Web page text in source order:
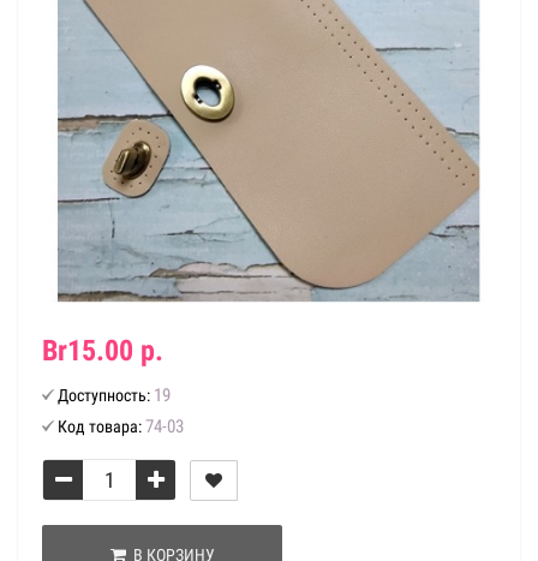
Br15.00 р.
Доступность: 19
Код товара:74-03
В КОРЗИНУ